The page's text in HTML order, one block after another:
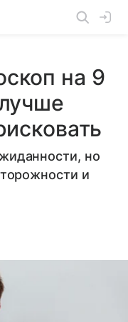
на 9
но
и